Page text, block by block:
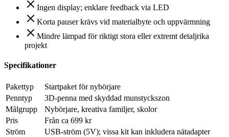
Ingen display; enklare feedback via LED
Korta pauser krävs vid materialbyte och uppvärmning
Mindre lämpad för riktigt stora eller extremt detaljrika
projekt
Specifikationer
Pakettyp
Startpaket för nybörjare
Penntyp
3D-penna med skyddad munstyckszon
Målgrupp
Nybörjare, kreativa familjer, skolor
Pris
Från ca 699 kr
Ström
USB-ström (5V); vissa kit kan inkludera nätadapter